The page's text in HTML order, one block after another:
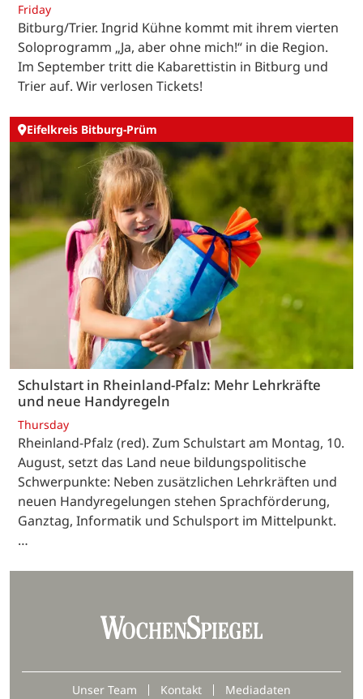
Friday
Bitburg/Trier. Ingrid Kühne kommt mit ihrem vierten
Soloprogramm „Ja, aber ohne mich!“ in die Region.
Im September tritt die Kabarettistin in Bitburg und
Trier auf. Wir verlosen Tickets!
Eifelkreis Bitburg-Prüm
Schulstart in Rheinland-Pfalz: Mehr Lehrkräfte
und neue Handyregeln
Thursday
Rheinland-Pfalz (red). Zum Schulstart am Montag, 10.
August, setzt das Land neue bildungspolitische
Schwerpunkte: Neben zusätzlichen Lehrkräften und
neuen Handyregelungen stehen Sprachförderung,
Ganztag, Informatik und Schulsport im Mittelpunkt.
…
Unser Team Kontakt Mediadaten